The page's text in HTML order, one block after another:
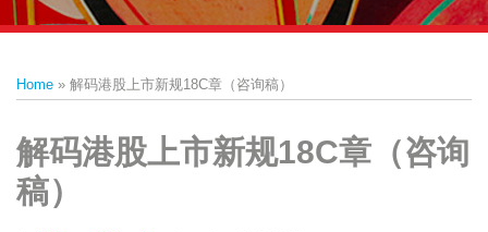
我们
Home » 解码港股上市新规18C章（咨询稿）
解码港股上市新规18C章（咨询
稿）
this
post
this
post
this
post
this
post
on
LinkedIn